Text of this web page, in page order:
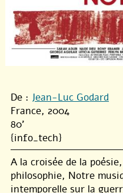
De : Jean-Luc Godard
France, 2004
80'
{info_tech}
A la croisée de la
philosophie, Notre
intemporelle sur la